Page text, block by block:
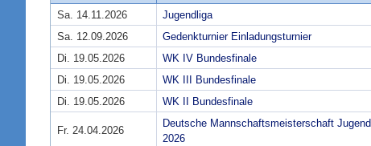
Sa. 14.11.2026 Jugendliga
Sa. 12.09.2026
Gedenkturnier Einladungsturnier
Di. 19.05.2026
WK IV Bundesfinale
Di. 19.05.2026
WK III Bundesfinale
Di. 19.05.2026
WK II Bundesfinale
Fr. 24.04.2026
Deutsche Mannschaftsmeisterschaft Jugend
2026